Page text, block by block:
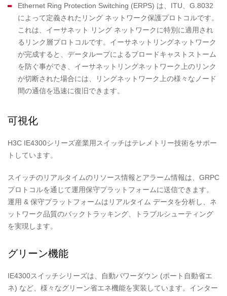
Ethernet Ring Protection Switching (ERPS) は、ITU、G.8032
によって定義されたリング ネットワーク保護プロトコルです。
これは、イーサネット リング ネットワークに特別に適用され
るリンク層プロトコルです。イーサネットリングネットワーク
が完成すると、データループによるブロードキャストストーム
を防ぐ事ができ、イーサネットリングネットワーク上のリンク
が切断された場合には、リングネットワーク上の様々なノード
間の通信を迅速に復旧できます。
可視化
H3C IE4300シリーズ産業用スイッチはテレメトリー技術をサポー
トしています。
スイッチのリアルタイムのリソース情報とアラーム情報は、GRPC
プロトコルを通じて運用保守プラットフォームに送信できます。
運用 & 保守プラットフォームはリアルタイム データを分析し、ネ
ットワーク品質のバックトラッキング、トラブルシューティング
を実現します。
グリーン機能
IE4300スイッチシリーズは、自動パワーダウン (ポート自動省エ
ネ) など、様々なグリーン省エネ機能を実装しています。インター